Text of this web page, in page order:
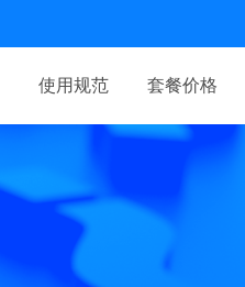
使用规范 套餐价格